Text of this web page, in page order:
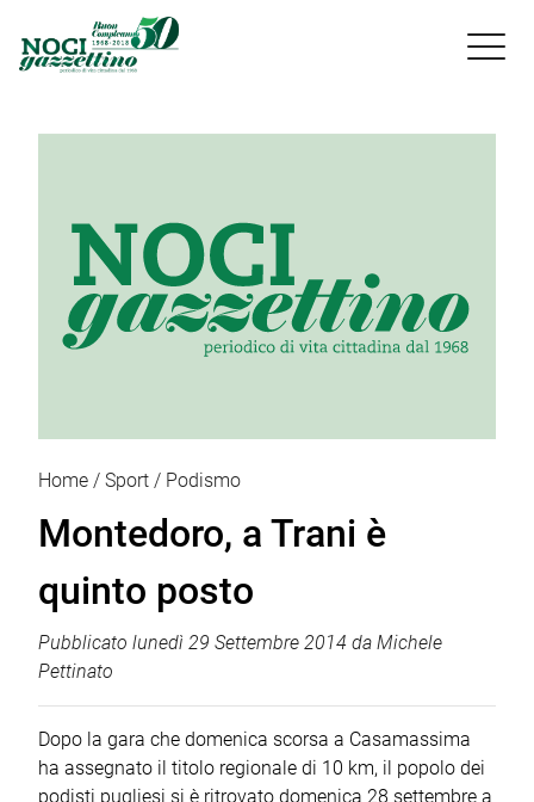

Home Sport Podismo
Montedoro, a Trani è
quinto posto
Pubblicato lunedì 29 Settembre 2014 da Michele
Pettinato
Dopo la gara che domenica scorsa a Casamassima
ha assegnato il titolo regionale di 10 km, il popolo dei
podisti pugliesi si è ritrovato domenica 28 settembre a